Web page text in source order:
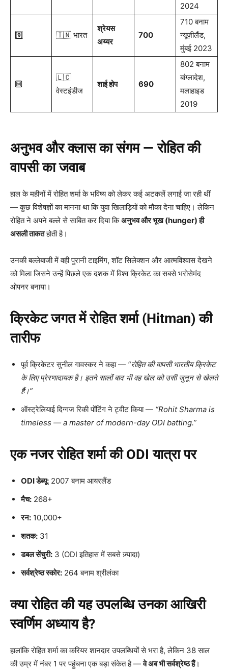
2024
9️⃣ 🇮🇳 भारत
श्रेयस
अय्यर
700
710 बनाम
न्यूज़ीलैंड,
मुंबई 2023
🔟
🇱🇨
वेस्टइंडीज
शाई होप 690
802 बनाम
बांग्लादेश,
मलाहाइड
2019
अनुभव और क्लास का संगम — रोहित की
वापसी का जवाब
हाल के महीनों में रोहित शर्मा के भविष्य को लेकर कई अटकलें लगाई जा रही थीं
— कुछ विशेषज्ञों का मानना था कि युवा खिलाड़ियों को मौका देना चाहिए। लेकिन
रोहित ने अपने बल्ले से साबित कर दिया किअनुभव और भूख (hunger)ही
असली ताकतहोती है।
उनकी बल्लेबाजी में वही पुरानी टाइमिंग, शॉट सिलेक्शन और आत्मविश्वास देखने
को मिला जिसने उन्हें पिछले एक दशक में विश्व क्रिकेट का सबसे भरोसेमंद
ओपनर बनाया।
क्रिकेट जगत में रोहितशर्मा (Hitman) की
तारीफ
पूर्व क्रिकेटर सुनील गावस्कर ने कहा — “रोहित की वापसी भारतीय क्रिकेट
के लिए प्रेरणादायक है। इतने सालों बाद भी वह खेल को उसी जुनून से खेलते
हैं।”
ऑस्ट्रेलियाई दिग्गज रिकी पोंटिंग ने ट्वीट किया — “Rohit Sharma is
timeless — a master of modern-day ODI batting.”
एक नजर रोहित शर्मा की ODIयात्रा पर
ODIडेब्यू: 2007 बनाम आयरलैंड
मैच: 268+
रन: 10,000+
शतक: 31
डबल सेंचुरी: 3 (ODI इतिहास में सबसे ज़्यादा)
सर्वश्रेष्ठ स्कोर: 264 बनाम श्रीलंका
क्या रोहित की यह उपलब्धि उनका आखिरी
स्वर्णिम अध्याय है?
हालांकि रोहित शर्मा का करियर शानदार उपलब्धियों से भरा है, लेकिन 38 साल
की उम्र में नंबर 1 पर पहुंचना एक बड़ा संकेत है —वे अब भी सर्वश्रेष्ठ हैं।